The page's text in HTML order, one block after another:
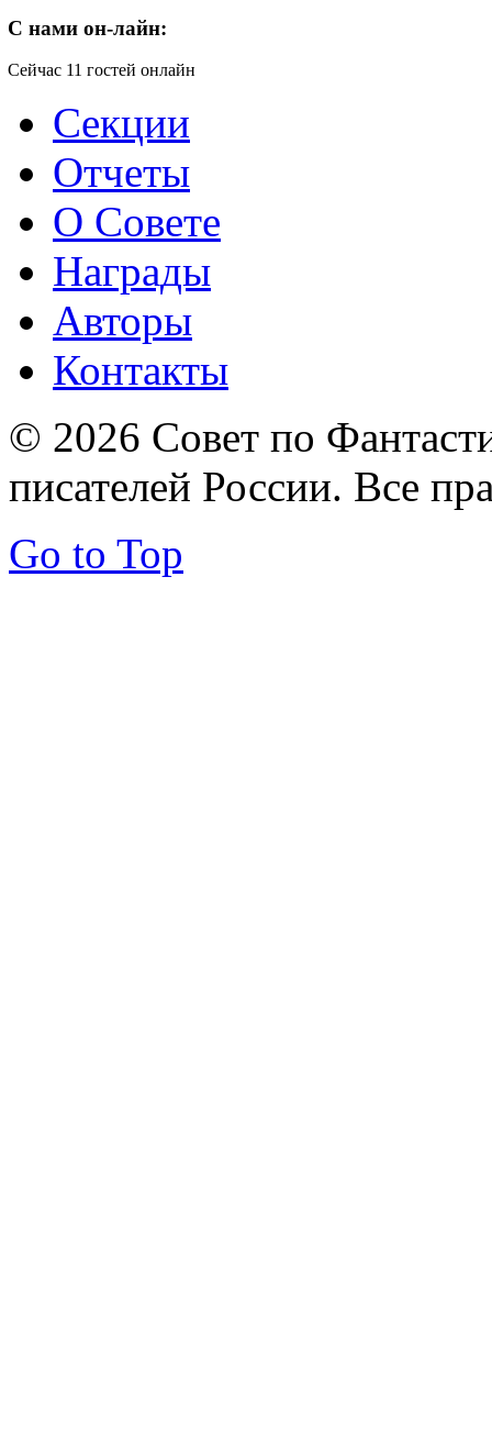
C нами он-лайн:
Сейчас 11 гостей онлайн
Секции
Отчеты
О Совете
Награды
Авторы
Контакты
© 2026 Совет по
писателей России. Все
Go to Top